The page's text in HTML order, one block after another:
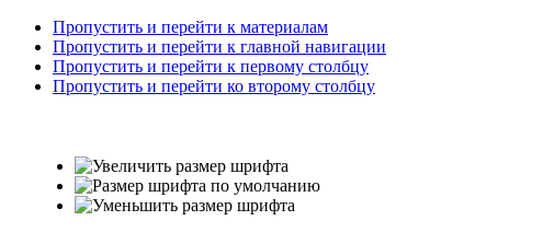
Пропустить и перейти к материалам
Пропустить и перейти к главной навигации
Пропустить и перейти к первому столбцу
Пропустить и перейти ко второму столбцу